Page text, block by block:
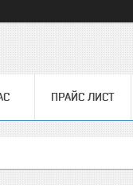
ПРАЙС ЛИСТ